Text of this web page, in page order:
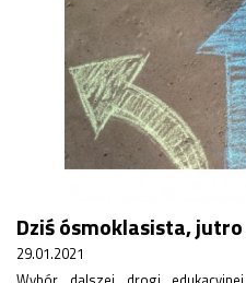
Dziś ósmoklasista, jutro
29.01.2021